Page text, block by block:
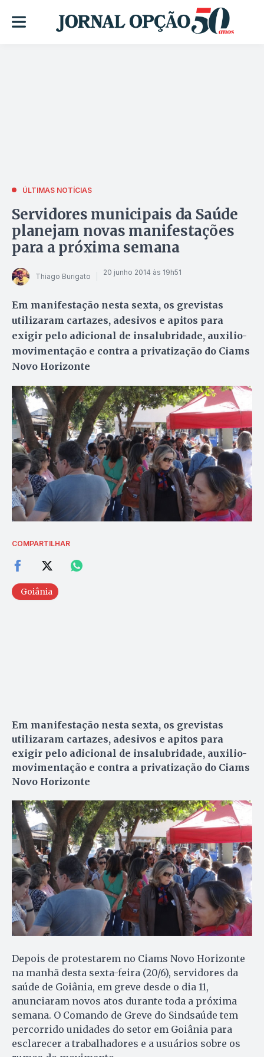
ÚLTIMAS NOTÍCIAS
Servidores municipais da Saúde
planejam novas manifestações
para a próxima semana
Thiago Burigato 20 junho 2014 às 19h51
Em manifestação nesta sexta, os grevistas
utilizaram cartazes, adesivos e apitos para
exigir pelo adicional de insalubridade, auxilio-
movimentação e contra a privatização do Ciams
Novo Horizonte
COMPARTILHAR
Goiânia
Em manifestação nesta sexta, os grevistas
utilizaram cartazes, adesivos e apitos para
exigir pelo adicional de insalubridade, auxilio-
movimentação e contra a privatização do Ciams
Novo Horizonte
Depois de protestarem no Ciams Novo Horizonte
na manhã desta sexta-feira (20/6), servidores da
saúde de Goiânia, em greve desde o dia 11,
anunciaram novos atos durante toda a próxima
semana. O Comando de Greve do Sindsaúde tem
percorrido unidades do setor em Goiânia para
esclarecer a trabalhadores e a usuários sobre os